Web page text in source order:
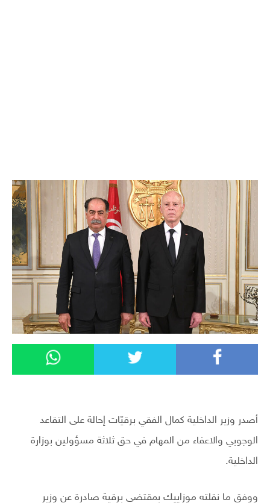
أصدر وزير الداخلية كمال الفقي برقيّات إحالة على التقاعد
الوجوبي والاعفاء من المهام في حق ثلاثة مسؤولين بوزارة
الداخلية.
ووفق ما نقلته موزاييك بمقتضى برقية صادرة عن وزير